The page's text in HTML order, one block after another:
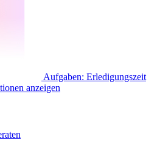
Aufgaben: Erledigungszeit
anzeigen